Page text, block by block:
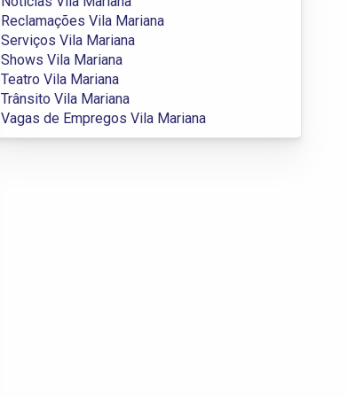
Reclamações Vila Mariana
Serviços Vila Mariana
Shows Vila Mariana
Teatro Vila Mariana
Trânsito Vila Mariana
Vagas de Empregos Vila Mariana